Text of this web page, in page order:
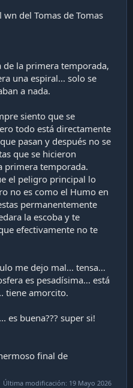
wn del Tomas de Tomas
de la primera temporada,
una espiral... solo se
a nada.
siento que se
todo está directamente
pasan y después no se
que se hicieron
primera temporada.
el peligro principal lo
no es como el Humo en
permanentemente
la escoba y te
efectivamente no te
me dejo mal... tensa...
es pesadísima... está
tiene amorcito.
es buena??? super si!
final de
Última modificación: 19 Mayo 2026